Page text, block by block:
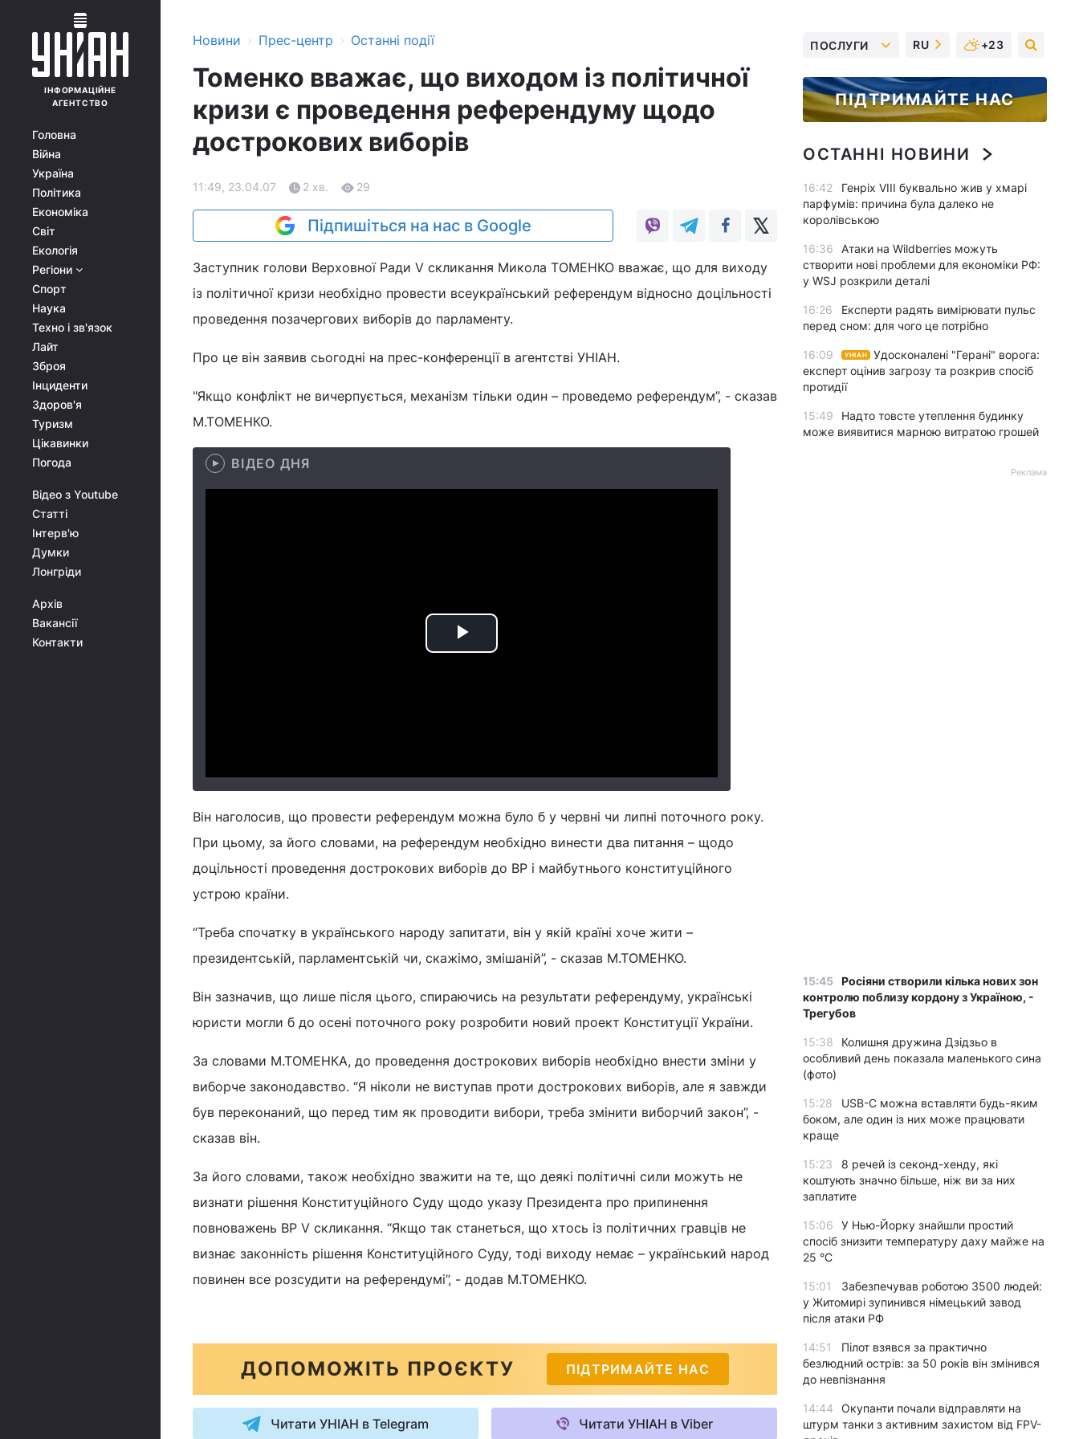
ІНФОРМАЦІЙНЕ
АГЕНТСТВО
Головна
Війна
Україна
Політика
Економіка
Світ
Екологія
Регіони
Спорт
Наука
Техно і зв'язок
Лайт
Зброя
Інциденти
Здоров'я
Туризм
Цікавинки
Погода
Відео з Youtube
Статті
Інтерв'ю
Думки
Лонгріди
Архів
Вакансії
Контакти
Новини › Прес-центр › Останні події
Томенко вважає, що виходом із політичної
кризи є проведення референдуму щодо
дострокових виборів
11:49, 23.04.07 2 хв. 29
Підпишіться на нас в Google
Заступник голови Верховної Ради V скликання Микола ТОМЕНКО вважає, що для виходу
із політичної кризи необхідно провести всеукраїнський референдум відносно доцільності
проведення позачергових виборів до парламенту.
Про це він заявив сьогодні на прес-конференції в агентстві УНІАН.
"Якщо конфлікт не вичерпується, механізм тільки один – проведемо референдум”, - сказав
М.ТОМЕНКО.
ВІДЕО ДНЯ
Play
Він наголосив, що провести референдум можна було б у червні чи липні поточного року.
При цьому, за його словами, на референдум необхідно винести два питання – щодо
доцільності проведення дострокових виборів до ВР і майбутнього конституційного
устрою країни.
“Треба спочатку в українського народу запитати, він у якій країні хоче жити –
президентській, парламентській чи, скажімо, змішаній”, - сказав М.ТОМЕНКО.
Він зазначив, що лише після цього, спираючись на результати референдуму, українські
юристи могли б до осені поточного року розробити новий проект Конституції України.
За словами М.ТОМЕНКА, до проведення дострокових виборів необхідно внести зміни у
виборче законодавство. “Я ніколи не виступав проти дострокових виборів, але я завжди
був переконаний, що перед тим як проводити вибори, треба змінити виборчий закон”, -
сказав він.
За його словами, також необхідно зважити на те, що деякі політичні сили можуть не
визнати рішення Конституційного Суду щодо указу Президента про припинення
повноважень ВР V скликання. “Якщо так станеться, що хтось із політичних гравців не
визнає законність рішення Конституційного Суду, тоді виходу немає – український народ
повинен все розсудити на референдумі”, - додав М.ТОМЕНКО.
ДОПОМОЖІТЬ ПРОЄКТУ ПІДТРИМАЙТЕ НАС
Читати УНІАН в Telegram Читати УНІАН в Viber
ПОСЛУГИ RU +23
ПІДТРИМАЙТЕ НАС
ОСТАННІ НОВИНИ
16:42
Генріх VIII буквально жив у хмарі
парфумів: причина була далеко не
королівською
16:36
Атаки на Wildberries можуть
створити нові проблеми для економіки РФ:
у WSJ розкрили деталі
16:26
Експерти радять вимірювати пульс
перед сном: для чого це потрібно
16:09 УНІАН
Удосконалені "Герані" ворога:
експерт оцінив загрозу та розкрив спосіб
протидії
15:49
Надто товсте утеплення будинку
може виявитися марною витратою грошей
Реклама
15:45 Росіяни створили кілька нових зон
контролю поблизу кордону з Україною, -
Трегубов
15:38
Колишня дружина Дзідзьо в
особливий день показала маленького сина
(фото)
15:28
USB-C можна вставляти будь-яким
боком, але один із них може працювати
краще
15:23
8 речей із секонд-хенду, які
коштують значно більше, ніж ви за них
заплатите
15:06
У Нью-Йорку знайшли простий
спосіб знизити температуру даху майже на
25 °C
15:01
Забезпечував роботою 3500 людей:
у Житомирі зупинився німецький завод
після атаки РФ
14:51
Пілот взявся за практично
безлюдний острів: за 50 років він змінився
до невпізнання
14:44
Окупанти почали відправляти на
штурм танки з активним захистом від FPV-